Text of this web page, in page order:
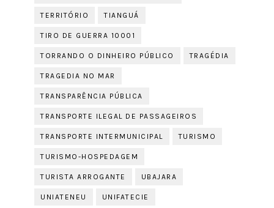
TERRITÓRIO TIANGUÁ
TIRO DE GUERRA 10001
TORRANDO O DINHEIRO PÚBLICO TRAGÉDIA
TRAGEDIA NO MAR
TRANSPARÊNCIA PÚBLICA
TRANSPORTE ILEGAL DE PASSAGEIROS
TRANSPORTE INTERMUNICIPAL TURISMO
TURISMO-HOSPEDAGEM
TURISTA ARROGANTE UBAJARA
UNIATENEU UNIFATECIE